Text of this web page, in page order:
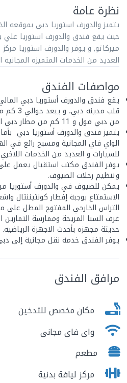
نظرة عامة
يتميز والدورف استوريا دبي بموقعه
ميركاتو, و يوفر والدورف استوريا
العديد من الخدمات المتميزه المجانيه
مواصفات الفندق
يقع فندق والدورف أستوريا دبي
من دبي مول و 11 كم من مطار دبي الدولي .
يتميز فندق والدورف أستوريا دبي
الواي فاي المجانية ومسبح رائع في
للسيارات و العديد من الخدمات اللاخري
وتنظيم رحلات الضيوف.
يمكن للضيوف في والدورف أستوريا
الاستمتاع بوجبة إفطار كونتيننتال
التراس الخارجي المفتوح المطل على
غرف السبا المريحة وممارسة
حديثة مجهزه بأحدث الاجهزة الرياضيه.
يوفر الفندق خدمة نقل مجانية إلى
مرافق الفندق
مكان مخصص للتدخين
واى فاى مجانى
مطعم
مركز ليافة بدنية